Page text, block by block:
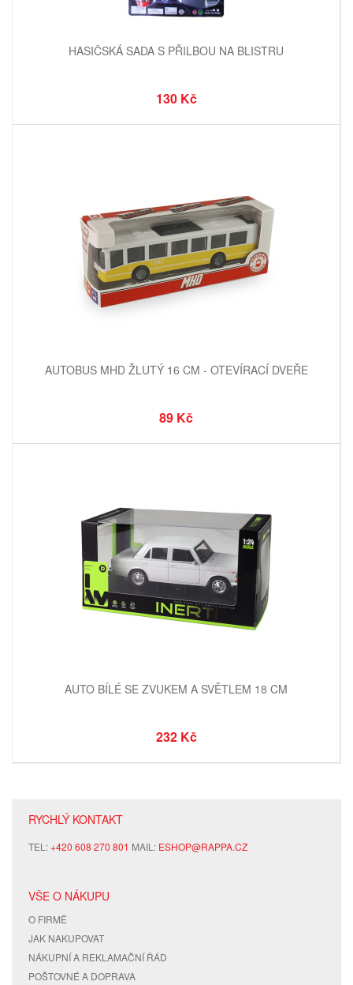
HASIČSKÁ SADA S PŘILBOU NA BLISTRU
130 Kč
AUTOBUS MHD ŽLUTÝ 16 CM - OTEVÍRACÍ DVEŘE
89 Kč
AUTO BÍLÉ SE ZVUKEM A SVĚTLEM 18 CM
232 Kč
RYCHLÝ KONTAKT
TEL:+420 608 270 801 MAIL: ESHOP@RAPPA.CZ
VŠE O NÁKUPU
O FIRMĚ
JAK NAKUPOVAT
NÁKUPNÍ A REKLAMAČNÍ ŘÁD
POŠTOVNÉ A DOPRAVA